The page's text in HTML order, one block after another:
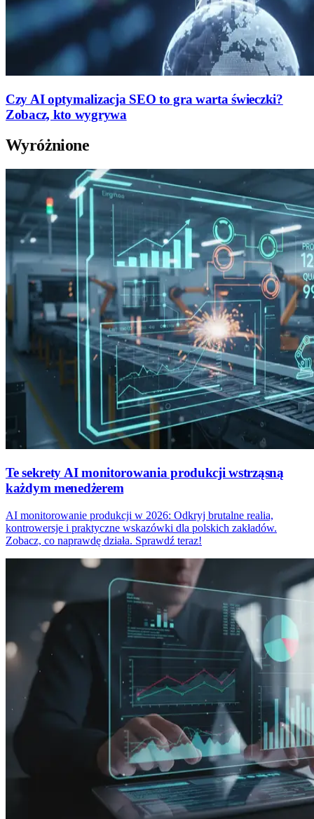
Czy AI optymalizacja SEO to gra warta świeczki?
Zobacz, kto wygrywa
Wyróżnione
Te sekrety AI monitorowania produkcji wstrząsną
każdym menedżerem
AI monitorowanie produkcji w 2026: Odkryj brutalne realia,
kontrowersje i praktyczne wskazówki dla polskich zakładów.
Zobacz, co naprawdę działa. Sprawdź teraz!